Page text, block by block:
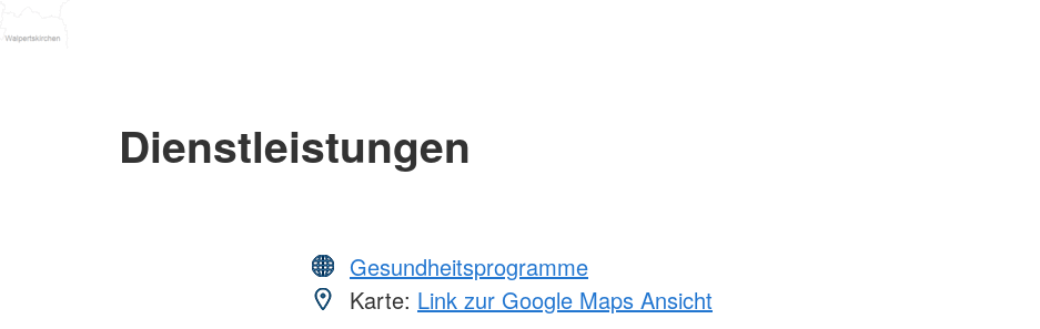
Dienstleistungen
Gesundheitsprogramme
Karte: Link zur Google Maps Ansicht